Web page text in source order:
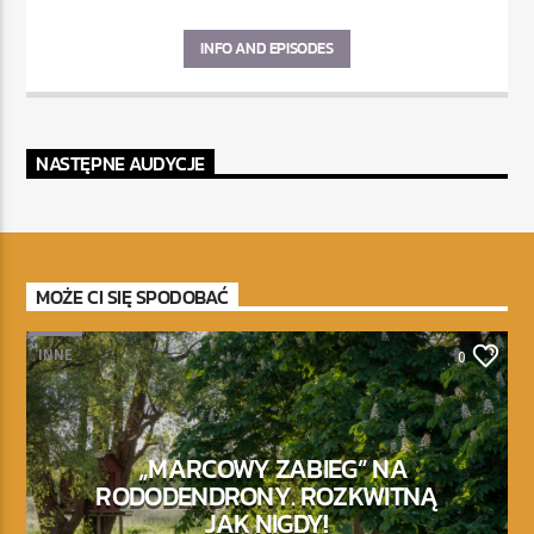
INFO AND EPISODES
NASTĘPNE AUDYCJE
MOŻE CI SIĘ SPODOBAĆ
INNE 0
„MARCOWY ZABIEG” NA
RODODENDRONY. ROZKWITNĄ
JAK NIGDY!